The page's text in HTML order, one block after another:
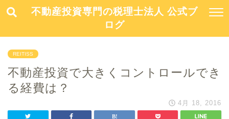
不動産投資専門の税理士法人 公式ブ
ログ
REITISS
不動産投資で大きくコントロールでき
る経費は？
4月 18, 2016